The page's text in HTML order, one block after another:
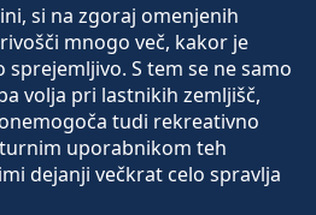
si na zgoraj omenjenih
mnogo več, kakor je
S tem se ne samo
volja pri lastnikih zemljišč,
tudi rekreativno
uporabnikom teh
dejanji večkrat celo spravlja